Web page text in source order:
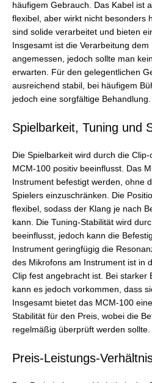
häufigem Gebrauch. Das Kabel ist
flexibel, aber wirkt nicht besonders
sind solide verarbeitet und bieten
Insgesamt ist die Verarbeitung
angemessen, jedoch sollte man
erwarten. Für den gelegentlichen
ausreichend stabil, bei häufigem
jedoch eine sorgfältige Behandlung.
Spielbarkeit, Tuning und
Die Spielbarkeit wird durch die
MCM-100 positiv beeinflusst. Das
Instrument befestigt werden, ohne
Spielers einzuschränken. Die
flexibel, sodass der Klang je nach
kann. Die Tuning-Stabilität wird
beeinflusst, jedoch kann die
Instrument geringfügig die
des Mikrofons am Instrument ist in
Clip fest angebracht ist. Bei starker
kann es jedoch vorkommen, dass
Insgesamt bietet das MCM-100
Stabilität für den Preis, wobei die
regelmäßig überprüft werden sollte.
Preis-Leistungs-